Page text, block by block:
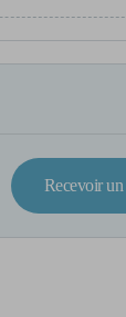
Recevoir un